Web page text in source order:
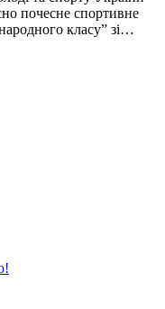
почесне спортивне
класу” зі…